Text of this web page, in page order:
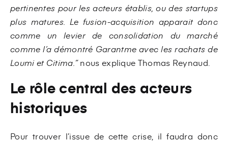
pertinentes pour les acteurs établis, ou des startups
plus matures. Le fusion-acquisition apparait donc
comme un levier de consolidation du marché
comme l’a démontré Garantme avec les rachats de
Loumi et Citima.”nous explique Thomas Reynaud.
Le rôle central des acteurs
historiques
Pour trouver l’issue de cette crise, il faudra donc